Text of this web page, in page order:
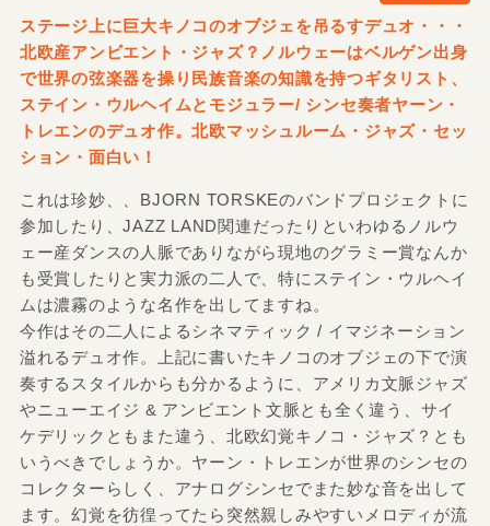
ステージ上に巨大キノコのオブジェを吊るすデュオ・・・
北欧産アンビエント・ジャズ？ノルウェーはベルゲン出身
で世界の弦楽器を操り民族音楽の知識を持つギタリスト、
ステイン・ウルヘイムとモジュラー/ シンセ奏者ヤーン・
トレエンのデュオ作。北欧マッシュルーム・ジャズ・セッ
ション・面白い！
これは珍妙、、BJORN TORSKEのバンドプロジェクトに
参加したり、JAZZ LAND関連だったりといわゆるノルウ
ェー産ダンスの人脈でありながら現地のグラミー賞なんか
も受賞したりと実力派の二人で、特にステイン・ウルヘイ
ムは濃霧のような名作を出してますね。
今作はその二人によるシネマティック / イマジネーション
溢れるデュオ作。上記に書いたキノコのオブジェの下で演
奏するスタイルからも分かるように、アメリカ文脈ジャズ
やニューエイジ & アンビエント文脈とも全く違う、サイ
ケデリックともまた違う、北欧幻覚キノコ・ジャズ？とも
いうべきでしょうか。ヤーン・トレエンが世界のシンセの
コレクターらしく、アナログシンセでまた妙な音を出して
ます。幻覚を彷徨ってたら突然親しみやすいメロディが流